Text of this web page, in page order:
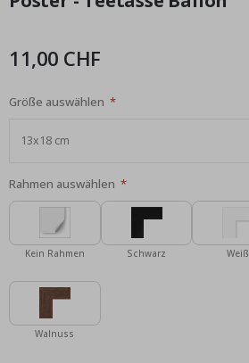
der
11,00 CHF
Größe auswählen
Rahmen auswählen
Kein Rahmen Schwarz Weiß
Walnuss